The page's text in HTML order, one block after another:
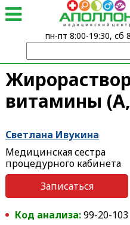
витамины (A,
Светлана Ивукина
Медицинская сестра
процедурного кабинета
Записаться
Код анализа:99-20-103
пн-пт 8:00-19:30, сб